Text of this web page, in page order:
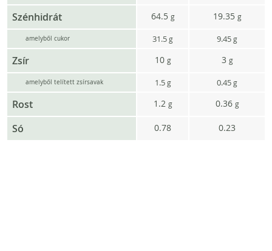
Szénhidrát 64.5 g 19.35 g
amelyből cukor 31.5g 9.45g
Zsír 10 g 3 g
amelyből telített zsírsavak 1.5g 0.45g
Rost 1.2 g 0.36 g
Só 0.78 0.23